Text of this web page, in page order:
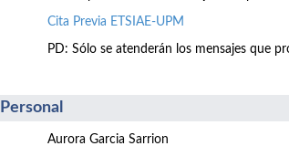
Cita Previa ETSIAE-UPM
PD: Sólo se atenderán los mensajes que
Personal
Aurora Garcia Sarrion